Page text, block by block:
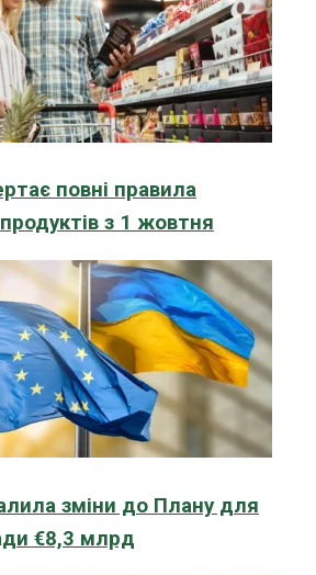
повні правила
з 1 жовтня
зміни до Плану для
€8,3 млрд